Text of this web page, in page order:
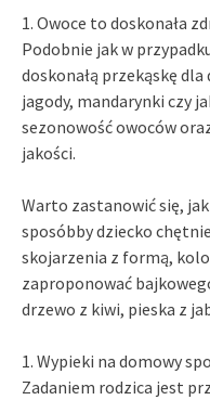
1. Owoce to doskonała
Podobnie jak w
doskonałą przekąskę
jagody, mandarynki czy
sezonowość owoców
jakości.
Warto zastanowić się,
sposóbby dziecko
skojarzenia z formą,
zaproponować
drzewo z kiwi, pieska z
1. Wypieki na domowy
Zadaniem rodzica jest